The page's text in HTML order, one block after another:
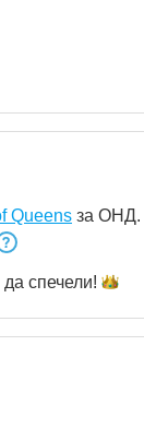
Queens за ОНД.
да спечели!